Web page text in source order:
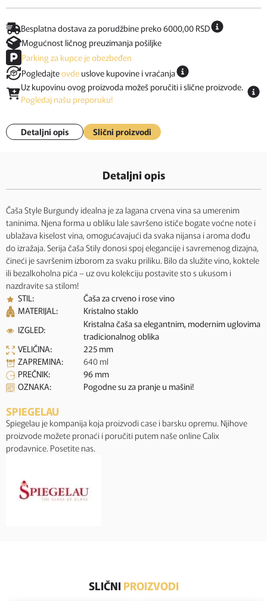
Besplatna dostava za porudžbine preko 6000,00 RSD
Mogućnost ličnog preuzimanja pošiljke
Parking za kupce je obezbeđen
Pogledajteovde uslove kupovine i vraćanja
Uz kupovinu ovog proizvoda možeš poručiti i slične proizvode.
Pogledaj našu preporuku!
Detaljni opis Slični proizvodi
Detaljni opis
Čaša Style Burgundy idealna je za lagana crvena vina sa umerenim
taninima. Njena forma u obliku lale savršeno ističe bogate voćne note i
ublažava kiselost vina, omogućavajući da svaka nijansa i aroma dođu
do izražaja. Serija čaša Stily donosi spoj elegancije i savremenog dizajna,
čineći je savršenim izborom za svaku priliku. Bilo da služite vino, koktele
ili bezalkoholna pića – uz ovu kolekciju postavite sto s ukusom i
nazdravite sa stilom!
STIL:
Čaša za crveno i rose vino
MATERIJAL:
Kristalno staklo
IZGLED:
Kristalna čaša sa elegantnim, modernim uglovima
tradicionalnog oblika
VELIČINA:
225 mm
ZAPREMINA:
640 ml
PREČNIK:
96 mm
OZNAKA:
Pogodne su za pranje u mašini!
SPIEGELAU
Spiegelau je kompanija koja proizvodi case i barsku opremu. Njihove
proizvode možete pronaći i poručiti putem naše online Calix
prodavnice. Posetite nas.
SLIČNI PROIZVODI